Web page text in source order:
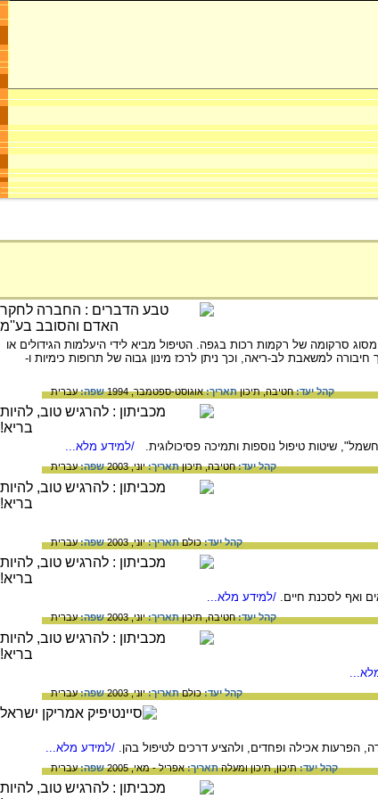
סרקומה של רקמות רכות בגפה. הטיפול מביא לידי היעלמות הגידולים או
למשאבת לב-ריאה, וכך ניתן לרכז מינון גבוה של תרופות כימיות ו-
קהל יעד:חטיבה,תיכוןתאריך:אוגוסט-ספטמבר, 1994 שפה:עברית
שיטות טיפול נוספות ותמיכה פסיכולוגית. /למידע מלא...
קהל יעד:חטיבה,תיכוןתאריך:יוני, 2003 שפה:עברית
קהל יעד:כולםתאריך:יוני, 2003 שפה:עברית
ואף לסכנת חיים. /למידע מלא...
קהל יעד:חטיבה,תיכוןתאריך:יוני, 2003 שפה:עברית
קהל יעד:כולםתאריך:יוני, 2003 שפה:עברית
אכילה ופחדים, ולהציע דרכים לטיפול בהן. /למידע מלא...
קהל יעד:תיכון,תיכון ומעלהתאריך:אפריל - מאי, 2005 שפה:עברית